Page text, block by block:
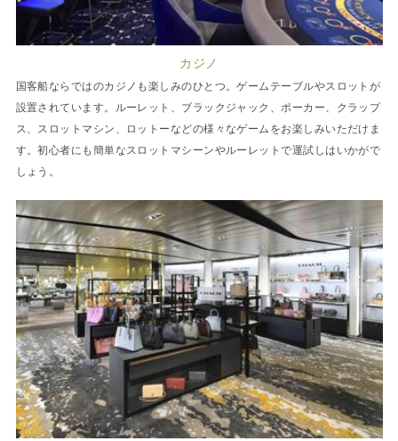
カジノ
国客船ならではのカジノも楽しみのひとつ。ゲームテーブルやスロットが
設置されています。ルーレット、ブラックジャック、ポーカー、クラップ
ス、スロットマシン、ロットーなどの様々なゲームをお楽しみいただけま
す。初心者にも簡単なスロットマシーンやルーレットで運試しはいかがで
しょう。